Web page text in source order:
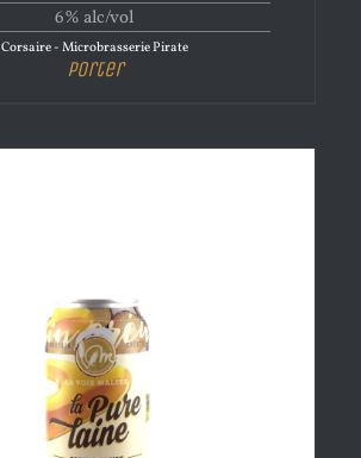
6% alc/vol
Corsaire - Microbrasserie Pirate
Porter